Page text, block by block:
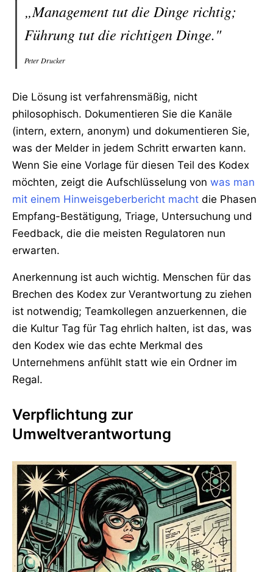
„Management tut die Dinge richtig;
Führung tut die richtigen Dinge."
Peter Drucker
Die Lösung ist verfahrensmäßig, nicht
philosophisch. Dokumentieren Sie die Kanäle
(intern, extern, anonym) und dokumentieren Sie,
was der Melder in jedem Schritt erwarten kann.
Wenn Sie eine Vorlage für diesen Teil des Kodex
möchten, zeigt die Aufschlüsselung von was man
mit einem Hinweisgeberbericht macht die Phasen
Empfang-Bestätigung, Triage, Untersuchung und
Feedback, die die meisten Regulatoren nun
erwarten.
Anerkennung ist auch wichtig. Menschen für das
Brechen des Kodex zur Verantwortung zu ziehen
ist notwendig; Teamkollegen anzuerkennen, die
die Kultur Tag für Tag ehrlich halten, ist das, was
den Kodex wie das echte Merkmal des
Unternehmens anfühlt statt wie ein Ordner im
Regal.
Verpflichtung zur
Umweltverantwortung